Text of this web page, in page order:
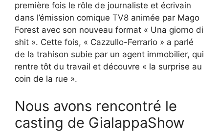
première fois le rôle de journaliste et écrivain
dans l’émission comique TV8 animée par Mago
Forest avec son nouveau format « Una giorno di
shit ». Cette fois, « Cazzullo-Ferrario » a parlé
de la trahison subie par un agent immobilier, qui
rentre tôt du travail et découvre « la surprise au
coin de la rue ».
Nous avons rencontré le
casting de GialappaShow